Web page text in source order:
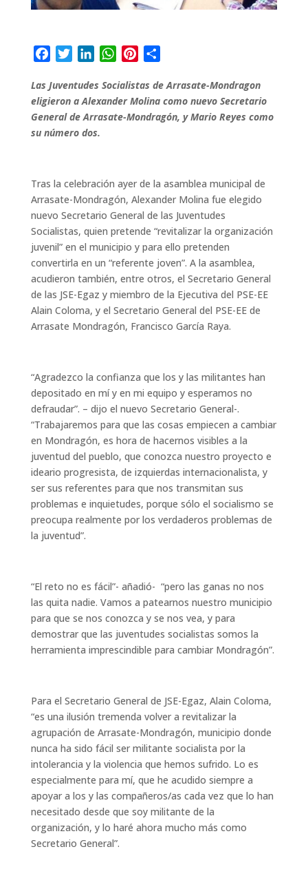
c
e
b
o
i
t
t
e
n
k
e
d
W
a
t
s
n
t
e
t
m
p
a
r
Las Juventudes Socialistas de Arrasate-Mondragon
eligieron a Alexander Molina como nuevo Secretario
General de Arrasate-Mondragón, y Mario Reyes como
su número dos.
Tras la celebración ayer de la asamblea municipal de
Arrasate-Mondragón, Alexander Molina fue elegido
nuevo Secretario General de las Juventudes
Socialistas, quien pretende “revitalizar la organización
juvenil” en el municipio y para ello pretenden
convertirla en un “referente joven”. A la asamblea,
acudieron también, entre otros, el Secretario General
de las JSE-Egaz y miembro de la Ejecutiva del PSE-EE
Alain Coloma, y el Secretario General del PSE-EE de
Arrasate Mondragón, Francisco García Raya.
“Agradezco la confianza que los y las militantes han
depositado en mí y en mi equipo y esperamos no
defraudar”. – dijo el nuevo Secretario General-.
“Trabajaremos para que las cosas empiecen a cambiar
en Mondragón, es hora de hacernos visibles a la
juventud del pueblo, que conozca nuestro proyecto e
ideario progresista, de izquierdas internacionalista, y
ser sus referentes para que nos transmitan sus
problemas e inquietudes, porque sólo el socialismo se
preocupa realmente por los verdaderos problemas de
la juventud”.
“El reto no es fácil”- añadió- “pero las ganas no nos
las quita nadie. Vamos a patearnos nuestro municipio
para que se nos conozca y se nos vea, y para
demostrar que las juventudes socialistas somos la
herramienta imprescindible para cambiar Mondragón”.
Para el Secretario General de JSE-Egaz, Alain Coloma,
“es una ilusión tremenda volver a revitalizar la
agrupación de Arrasate-Mondragón, municipio donde
nunca ha sido fácil ser militante socialista por la
intolerancia y la violencia que hemos sufrido. Lo es
especialmente para mí, que he acudido siempre a
apoyar a los y las compañeros/as cada vez que lo han
necesitado desde que soy militante de la
organización, y lo haré ahora mucho más como
Secretario General”.